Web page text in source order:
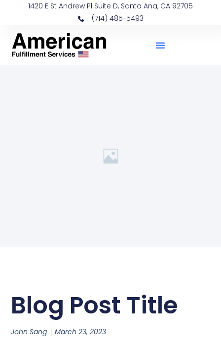
1420 E St Andrew Pl Suite D, Santa Ana, CA 92705
‪(714) 485-5493‬
Blog Post Title
John Sang March 23, 2023